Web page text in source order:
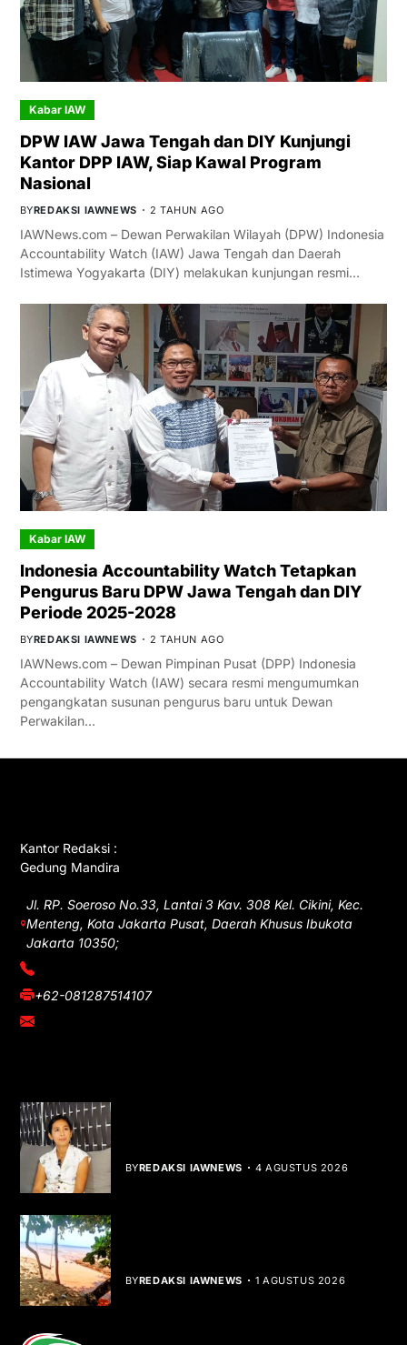
Kabar IAW
DPW IAW Jawa Tengah dan DIY Kunjungi
Kantor DPP IAW, Siap Kawal Program
Nasional
BYREDAKSI IAWNEWS 2 TAHUN AGO
IAWNews.com – Dewan Perwakilan Wilayah (DPW) Indonesia
Accountability Watch (IAW) Jawa Tengah dan Daerah
Istimewa Yogyakarta (DIY) melakukan kunjungan resmi…
Kabar IAW
Indonesia Accountability Watch Tetapkan
Pengurus Baru DPW Jawa Tengah dan DIY
Periode 2025-2028
BYREDAKSI IAWNEWS 2 TAHUN AGO
IAWNews.com – Dewan Pimpinan Pusat (DPP) Indonesia
Accountability Watch (IAW) secara resmi mengumumkan
pengangkatan susunan pengurus baru untuk Dewan
Perwakilan…
Kantor Redaksi :
Gedung Mandira
Jl. RP. Soeroso No.33, Lantai 3 Kav. 308 Kel. Cikini, Kec.
Menteng, Kota Jakarta Pusat, Daerah Khusus Ibukota
Jakarta 10350;
(021) 3908026
+62-081287514107
adm@iawnews.com
BYREDAKSI IAWNEWS 4 AGUSTUS 2026
BYREDAKSI IAWNEWS 1 AGUSTUS 2026